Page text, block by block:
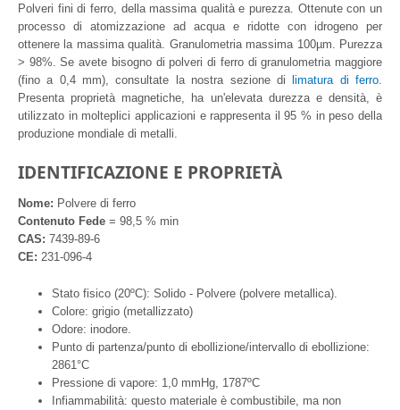
Polveri fini di ferro, della massima qualità e purezza. Ottenute con un
processo di atomizzazione ad acqua e ridotte con idrogeno per
ottenere la massima qualità. Granulometria massima 100µm. Purezza
> 98%. Se avete bisogno di polveri di ferro di granulometria maggiore
(fino a 0,4 mm), consultate la nostra sezione di
limatura di ferro.
Presenta proprietà magnetiche, ha un'elevata durezza e densità, è
utilizzato in molteplici applicazioni e rappresenta il 95 % in peso della
produzione mondiale di metalli.
IDENTIFICAZIONE E PROPRIETÀ
Nome: Polvere di ferro
Contenuto Fede = 98,5 % min
CAS: 7439-89-6
CE: 231-096-4
Stato fisico (20ºC): Solido - Polvere (polvere metallica).
Colore: grigio (metallizzato)
Odore: inodore.
Punto di partenza/punto di ebollizione/intervallo di ebollizione:
2861°C
Pressione di vapore: 1,0 mmHg, 1787ºC
Infiammabilità: questo materiale è combustibile, ma non